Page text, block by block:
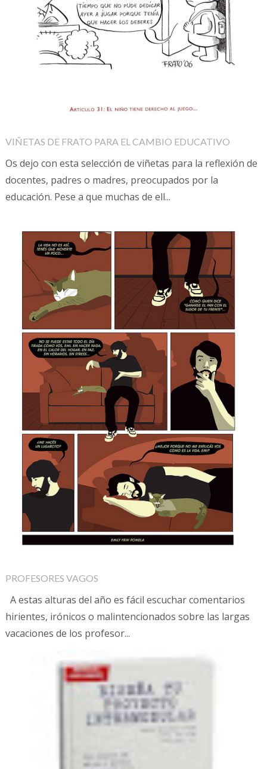
VIÑETAS DE FRATO PARA EL CAMBIO EDUCATIVO
Os dejo con esta selección de viñetas para la reflexión de
docentes, padres o madres, preocupados por la
educación. Pese a que muchas de ell...
PROFESORES VAGOS
A estas alturas del año es fácil escuchar comentarios
hirientes, irónicos o malintencionados sobre las largas
vacaciones de los profesor...